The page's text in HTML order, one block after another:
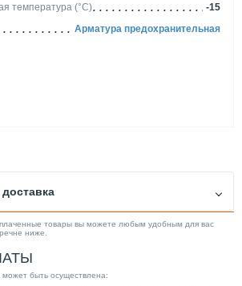
температура (°С)
-15
Арматура предохранительная
товары вы можете любым удобным для вас
ниже.
может быть осуществлена: